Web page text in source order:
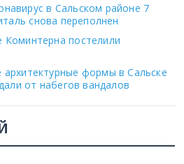
в Сальском районе 7
снова переполнен
Коминтерна постелили
формы в Сальске
от набегов вандалов